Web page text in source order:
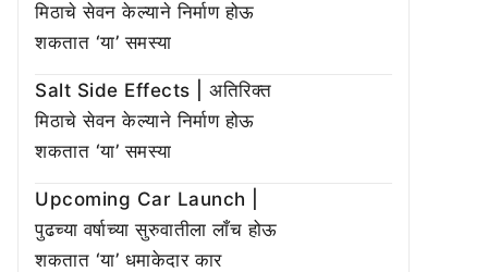
मिठाचे सेवन केल्याने निर्माण होऊ
शकतात ‘या’ समस्या
Salt Side Effects | अतिरिक्त
मिठाचे सेवन केल्याने निर्माण होऊ
शकतात ‘या’ समस्या
Upcoming Car Launch |
पुढच्या वर्षाच्या सुरुवातीला लाँच होऊ
शकतात ‘या’ धमाकेदार कार